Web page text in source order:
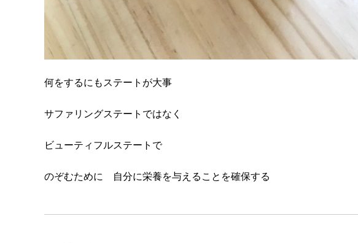
何をするにもステートが大事
サファリングステートではなく
ビューティフルステートで
のぞむために 自分に栄養を与えることを確保する